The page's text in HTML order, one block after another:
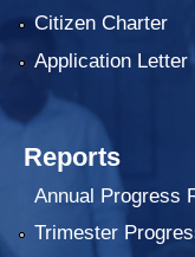
Citizen Charter
Application Letter
Reports
Annual Progress
Trimester